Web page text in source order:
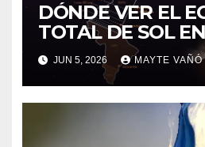
DÓNDE VER EL
TOTAL DE SOL
PROVINCIA DE
JUN 5, 2026 MAYTE VAÑÓ